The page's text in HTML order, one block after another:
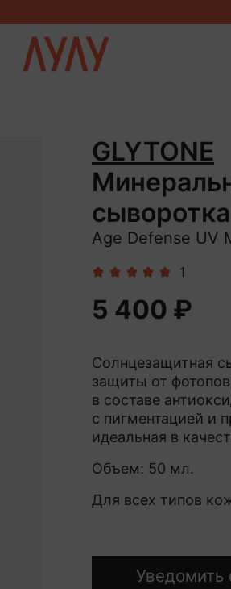
1
GLYTONE
Age Defense UV
5 400 ₽
Уведомить
Солнцезащитная
защиты от
в составе
с пигментацией и
идеальная в
Объем: 50 мл.
Для всех типов